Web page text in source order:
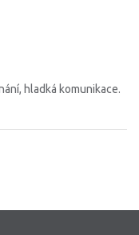
hladká komunikace.